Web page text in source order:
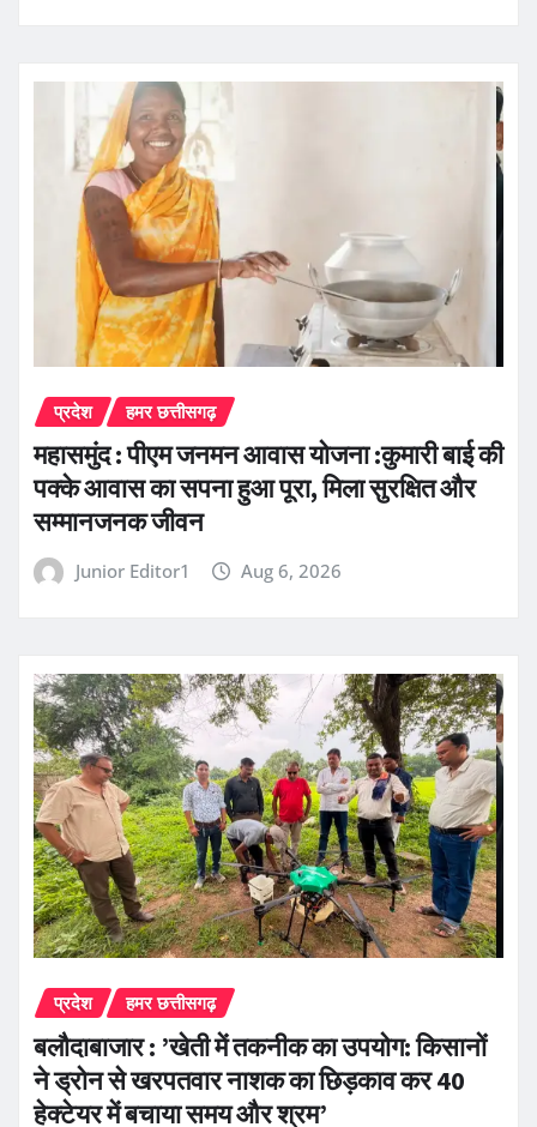
प्रदेश हमर छत्तीसगढ़
महासमुंद : पीएम जनमन आवास योजना :कुमारी बाई की
पक्के आवास का सपना हुआ पूरा, मिला सुरक्षित और
सम्मानजनक जीवन
Junior Editor1 Aug 6, 2026
प्रदेश हमर छत्तीसगढ़
बलौदाबाजार : ’खेती में तकनीक का उपयोग: किसानों
ने ड्रोन से खरपतवार नाशक का छिड़काव कर 40
हेक्टेयर में बचाया समय और श्रम’